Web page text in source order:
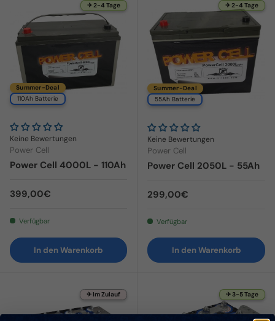
✈ 2-4 Tage
Summer-Deal
110Ah Batterie
Keine Bewertungen
Power Cell
Power Cell 4000L - 110Ah
Normaler Preis
399,00€
Verfügbar
In den Warenkorb
✈ 2-4 Tage
Summer-Deal
55Ah Batterie
Keine Bewertungen
Power Cell
Power Cell 2050L - 55Ah
Normaler Preis
299,00€
Verfügbar
In den Warenkorb
✈ Im Zulauf ✈ 3-5 Tage